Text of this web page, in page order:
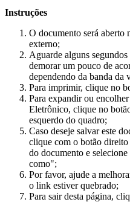
Instruções
O documento será aberto
externo;
Aguarde alguns
demorar um pouco de
dependendo da banda da
Para imprimir, clique no
Para expandir ou
Eletrônico, clique no
esquerdo do quadro;
Caso deseje salvar este
clique com o botão
do documento e
como";
Por favor, ajude a
o link estiver quebrado;
Para sair desta página,